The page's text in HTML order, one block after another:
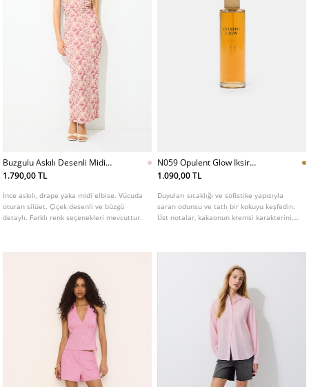
Buzgulu Askılı Desenli Midi
Elbise
1.790,00 TL
İnce askılı, drape yaka midi elbise. Vücuda
oturan silüet. Çiçek desenli ve büzgü
detaylı. Farklı renk seçenekleri mevcuttur.
N059 Opulent Glow Iksir
Parfum 100 Ml
1.090,00 TL
Duyuları sıcaklığı ve sofistike yapısıyla
saran odunsu ve tatlı bir kokuyu keşfedin.
Üst notalar, kakaonun kremsi karakterini,
getirerek gurme ve bağımlılık yaratan bir
derinliği kaşmirin kadifemsi yumuşaklığı ve
mürün mistik dokunuşuyla birleşerek
zarafet ve gizem arasında eşsiz bir
kontrast sunar. Son olarak, dip nota miskin
şehvetini, sandal ağacının rahatlatıcı
sıcaklığını, tonkanın saran tatlılığını ve
vanilyanın baştan çıkarıcı dokunuşunu
ortaya çıkararak kalıcı ve büyüleyici bir iz
bırakır. Hoşgörüyü ve sofistikasyonu bir
araya getiren bir parfüm arayanlar için
ideal olan bu koku, lüksün modern